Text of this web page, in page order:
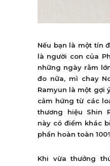
Nếu bạn là một tín
là người con của
những ngày rằm
đo nữa, mì chay
Ramyun là một gợi
cảm hứng từ các
thương hiệu Shin
này có điểm khác
phần hoàn toàn
Khi vừa thưởng